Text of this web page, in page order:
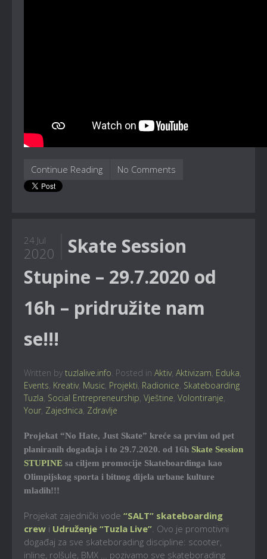
Continue Reading No Comments
24 Jul
2020
Skate Session
Stupine – 29.7.2020 od
16h – pridružite nam
se!!!
Written by tuzlalive.info. Posted in Aktiv, Aktivizam, Eduka,
Events, Kreativ, Music, Projekti, Radionice, Skateboarding
Tuzla, Social Entrepreneurship, Vještine, Volontiranje,
Your, Zajednica, Zdravlje
Projekat “No Hate, Just Skate” kreće sa prvim od pet
planiranih događaja i to 29.7.2020. od 16h Skate Session
STUPINE sa ciljem promocije Skateboardinga kao
Olimpijskog sporta i bitnog dijela urbane kulture
mladih!!!
Projekat zajednički vode “SALT” skateboarding
crew i Udruženje “Tuzla Live”. Ovo je promotivni
događaj za sve skateborading discipline: scooter,
inline, rolšule, BMX … pozivamo sve skateborading